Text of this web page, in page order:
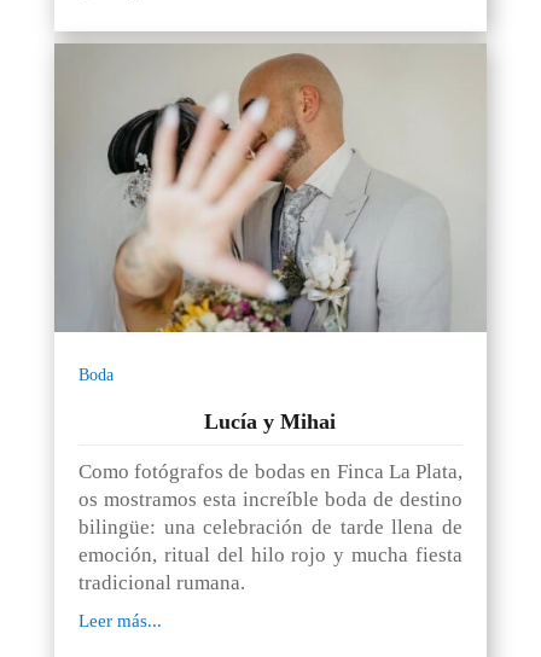
Boda
Lucía y Mihai
Como fotógrafos de bodas en Finca La Plata,
os mostramos esta increíble boda de destino
bilingüe: una celebración de tarde llena de
emoción, ritual del hilo rojo y mucha fiesta
tradicional rumana.
Leer más...